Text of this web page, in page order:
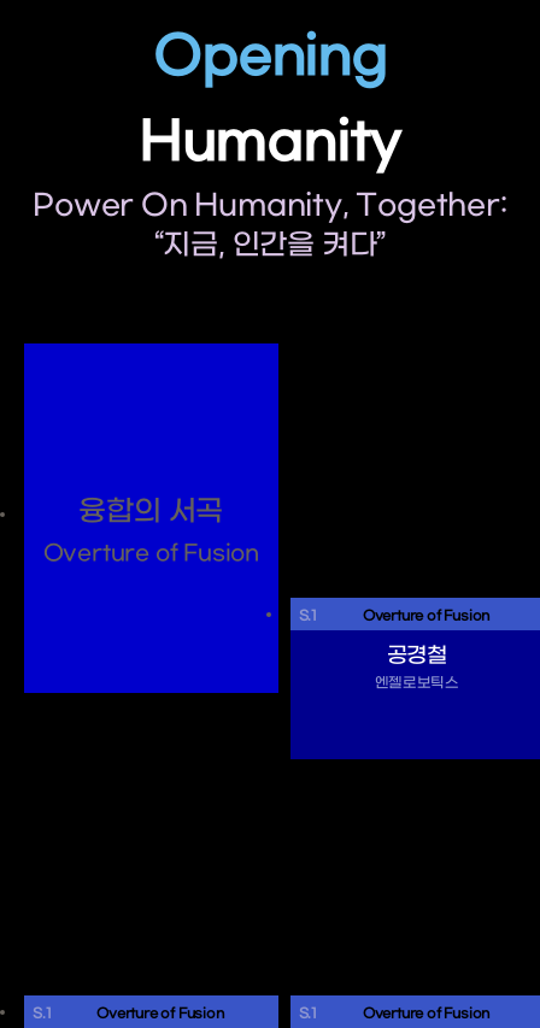
Opening
Humanity
Power On Humanity, Together:
“지금, 인간을 켜다”
융합의 서곡
Overture of Fusion
S.1 Overture of Fusion
공경철
엔젤로보틱스
S.1 Overture of Fusion S.1 Overture of Fusion